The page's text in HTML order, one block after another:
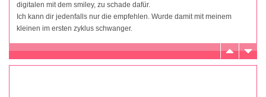
digitalen mit dem smiley, zu schade dafür.
Ich kann dir jedenfalls nur die empfehlen. Wurde damit mit meinem
kleinen im ersten zyklus schwanger.